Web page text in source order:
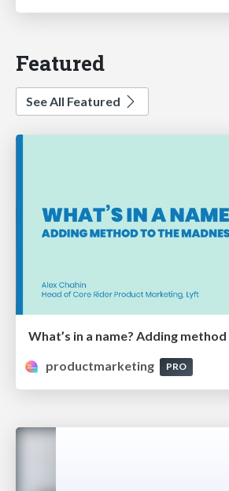
Featured
See All Featured
What’s in a name? Adding
productmarketing
PRO